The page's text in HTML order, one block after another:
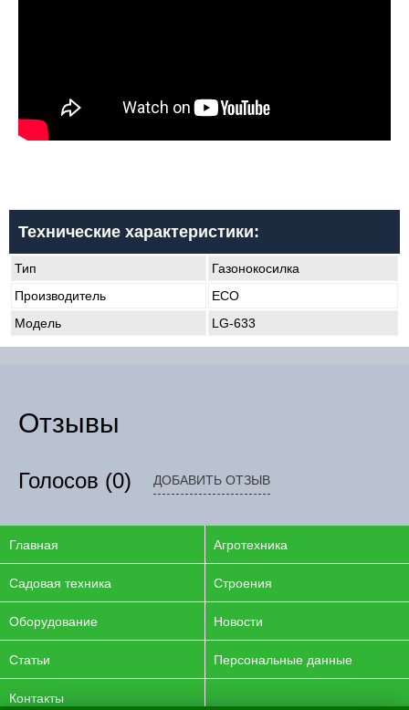
Технические характеристики:
Тип
Газонокосилка
Производитель
ECO
Модель
LG-633
Отзывы
Голосов (0) ДОБАВИТЬ ОТЗЫВ
Главная Агротехника
Садовая техника Строения
Оборудование Новости
Статьи Персональные данные
Контакты